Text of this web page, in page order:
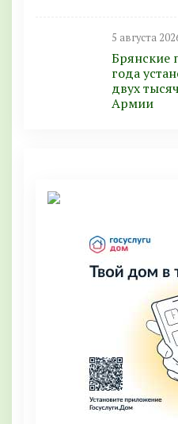
5 августа
Брянские
года
двух
Армии